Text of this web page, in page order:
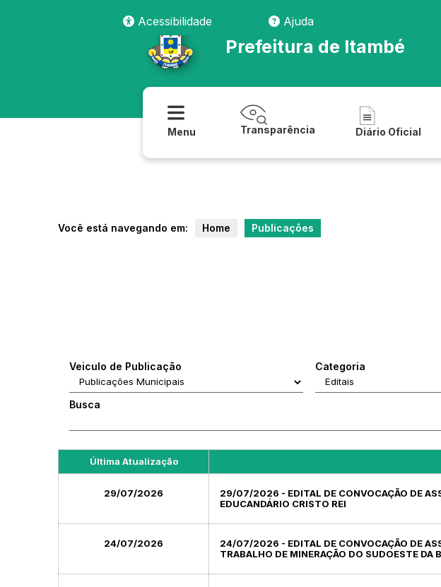
Acessibilidade
Ajuda
Prefeitura de Itambé
Menu Transparência Diário Oficial
Você está navegando em: Home Publicações
Veiculo de Publicação Categoria
Busca
Última Atualização
29/07/2026
29/07/2026 - EDITAL DE CONVOCAÇÃO DE
EDUCANDÁRIO CRISTO REI
24/07/2026
24/07/2026 - EDITAL DE CONVOCAÇÃO DE
TRABALHO DE MINERAÇÃO DO SUDOESTE DA